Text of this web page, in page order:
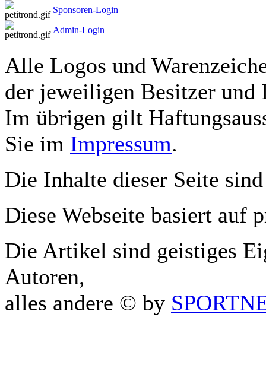
Sponsoren-Login
Admin-Login
Alle Logos und
der jeweiligen Besitzer und
Im übrigen gilt
Sie im Impressum.
Die Inhalte dieser Seite
Diese Webseite basiert auf
Die Artikel sind geistiges
Autoren,
alles andere © by